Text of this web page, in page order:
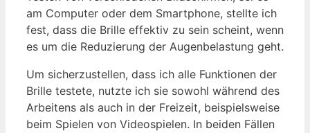
am Computer oder dem Smartphone, stellte ich
fest, dass die Brille effektiv zu sein scheint, wenn
es um die Reduzierung der Augenbelastung geht.
Um sicherzustellen, dass ich alle Funktionen der
Brille testete, nutzte ich sie sowohl während des
Arbeitens als auch in der Freizeit, beispielsweise
beim Spielen von Videospielen. In beiden Fällen